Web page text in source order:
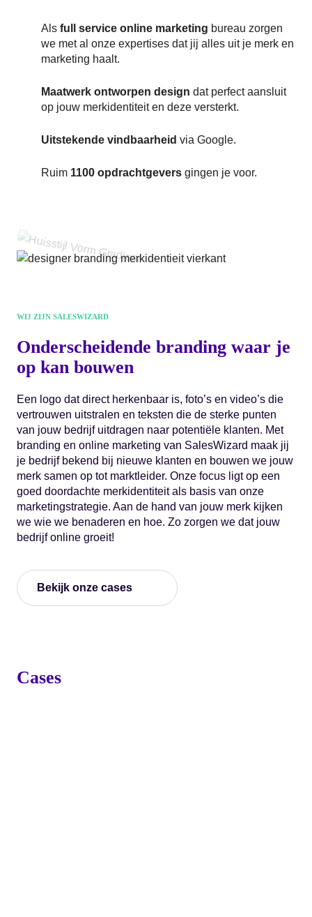
Als full service online marketing bureau zorgen
we met al onze expertises dat jij alles uit je merk en
marketing haalt.
Maatwerk ontworpen design dat perfect aansluit
op jouw merkidentiteit en deze versterkt.
Uitstekende vindbaarheid via Google.
Ruim 1100 opdrachtgevers gingen je voor.
WIJ ZIJN SALESWIZARD
Onderscheidende branding waar je
op kan bouwen
Een logo dat direct herkenbaar is, foto’s en video’s die
vertrouwen uitstralen en teksten die de sterke punten
van jouw bedrijf uitdragen naar potentiële klanten. Met
branding en online marketing van SalesWizard maak jij
je bedrijf bekend bij nieuwe klanten en bouwen we jouw
merk samen op tot marktleider. Onze focus ligt op een
goed doordachte merkidentiteit als basis van onze
marketingstrategie. Aan de hand van jouw merk kijken
we wie we benaderen en hoe. Zo zorgen we dat jouw
bedrijf online groeit!
Bekijk onze cases
Cases